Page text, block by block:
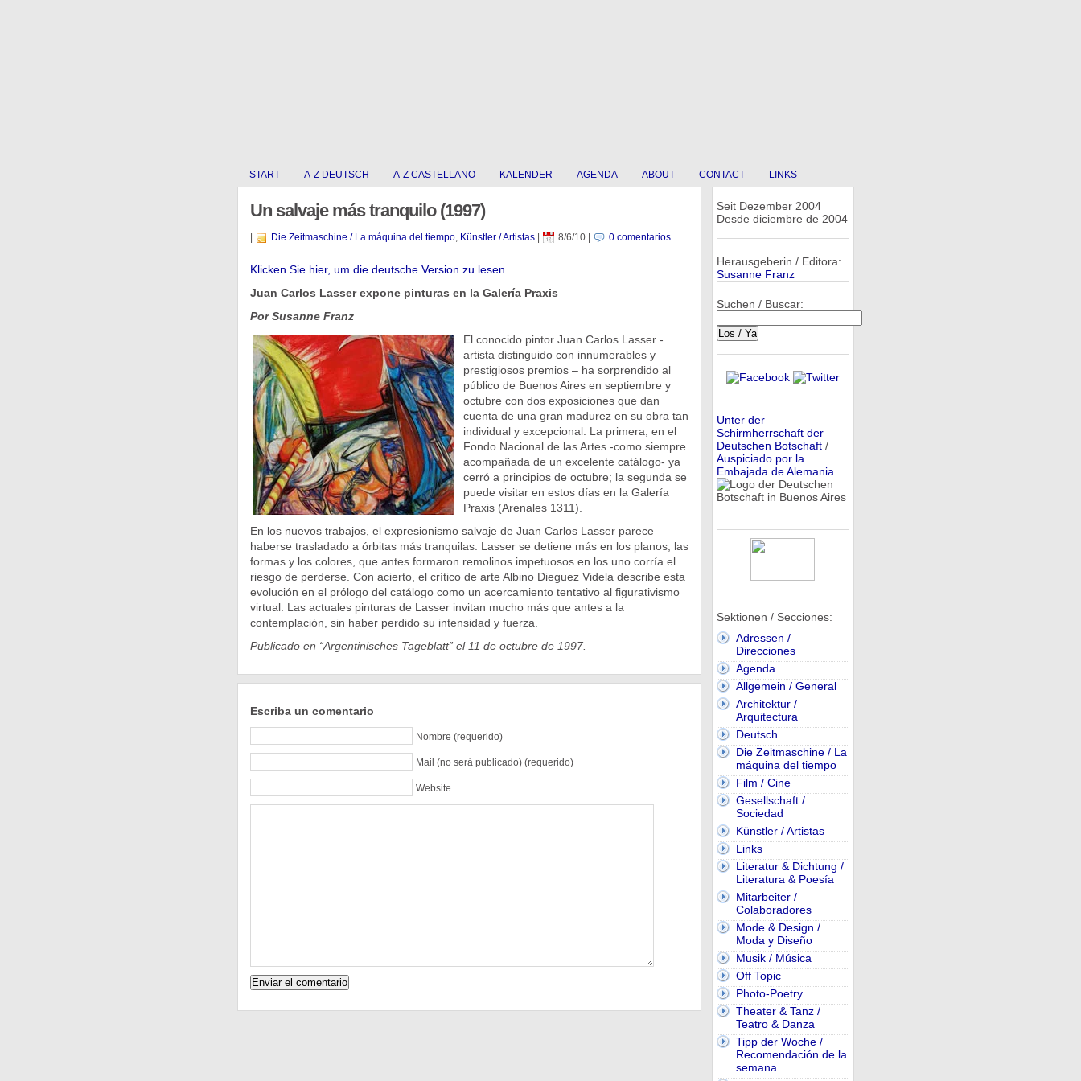
START A-Z DEUTSCH A-Z CASTELLANO KALENDER AGENDA ABOUT CONTACT LINKS
Un salvaje más tranquilo (1997)
Die Zeitmaschine / La máquina del tiempo, Künstler / Artistas| 8/6/10| 0 comentarios
Klicken Sie hier, um die deutsche Version zu lesen.
Juan Carlos Lasser expone pinturas en la Galería Praxis
Por Susanne Franz
El conocido pintor Juan Carlos Lasser -
artista distinguido con innumerables y
prestigiosos premios – ha sorprendido al
público de Buenos Aires en septiembre y
octubre con dos exposiciones que dan
cuenta de una gran madurez en su obra tan
individual y excepcional. La primera, en el
Fondo Nacional de las Artes -como siempre
acompañada de un excelente catálogo- ya
cerró a principios de octubre; la segunda se
puede visitar en estos días en la Galería
Praxis (Arenales 1311).
En los nuevos trabajos, el expresionismo salvaje de Juan Carlos Lasser parece
haberse trasladado a órbitas más tranquilas. Lasser se detiene más en los planos, las
formas y los colores, que antes formaron remolinos impetuosos en los uno corría el
riesgo de perderse. Con acierto, el crítico de arte Albino Dieguez Videla describe esta
evolución en el prólogo del catálogo como un acercamiento tentativo al figurativismo
virtual. Las actuales pinturas de Lasser invitan mucho más que antes a la
contemplación, sin haber perdido su intensidad y fuerza.
Publicado en “Argentinisches Tageblatt” el 11 de octubre de 1997.
Escriba un comentario
Nombre (requerido)
Mail (no será publicado) (requerido)
Website
Seit Dezember 2004
Desde diciembre de 2004
Herausgeberin / Editora:
Susanne Franz
Suchen / Buscar:
Unter der
Schirmherrschaft der
Deutschen Botschaft/
Auspiciado por la
Embajada de Alemania
Sektionen / Secciones:
Adressen /
Direcciones
Agenda
Allgemein / General
Architektur /
Arquitectura
Deutsch
Die Zeitmaschine / La
máquina del tiempo
Film / Cine
Gesellschaft /
Sociedad
Künstler / Artistas
Links
Literatur & Dichtung /
Literatura & Poesía
Mitarbeiter /
Colaboradores
Mode & Design /
Moda y Diseño
Musik / Música
Off Topic
Photo-Poetry
Theater & Tanz /
Teatro & Danza
Tipp der Woche /
Recomendación de la
semana